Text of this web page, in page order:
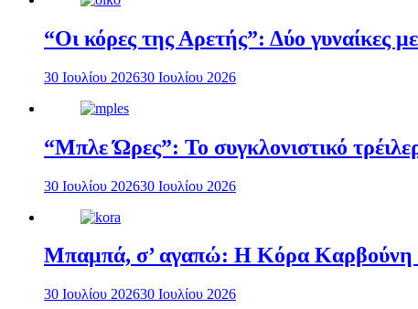
“Οι κόρες της Αρετής”: Δύο γυναίκες
30 Ιουλίου 202630 Ιουλίου 2026
“Μπλε Ώρες”: Το συγκλονιστικό
30 Ιουλίου 202630 Ιουλίου 2026
Μπαμπά, σ’ αγαπώ: Η Κόρα Καρβούνη
30 Ιουλίου 202630 Ιουλίου 2026